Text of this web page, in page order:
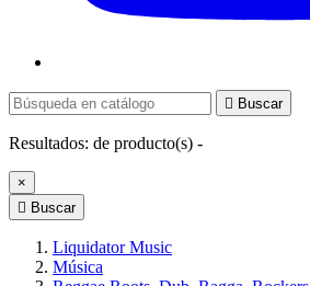
 Buscar
Resultados: de producto(s) -
×
 Buscar
Liquidator Music
Música